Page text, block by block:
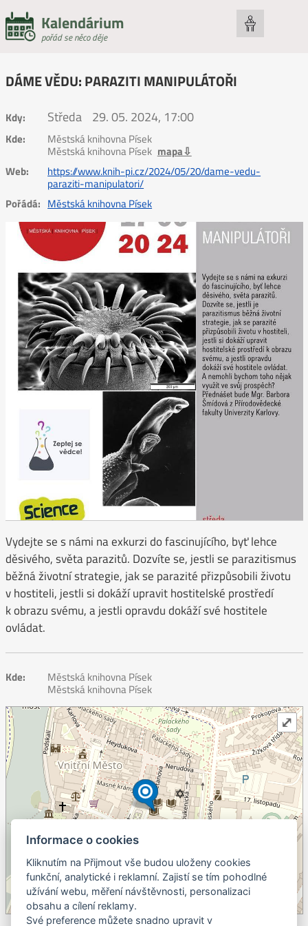
Kalendárium
pořád se něco děje
DÁME VĚDU: PARAZITI MANIPULÁTOŘI
Kdy: Středa 29. 05. 2024, 17:00
Kde: Městská knihovna Písek
Městská knihovna Písek mapa⇩
Web:
https://www.knih-pi.cz/2024/05/20/dame-vedu-
paraziti-manipulatori/
Pořádá: Městská knihovna Písek
Vydejte se s námi na exkurzi do fascinujícího, byť lehce
děsivého, světa parazitů. Dozvíte se, jestli se parazitismus
běžná životní strategie, jak se parazité přizpůsobili životu
v hostiteli, jestli si dokáží upravit hostitelské prostředí
k obrazu svému, a jestli opravdu dokáží své hostitele
ovládat.
Kde: Městská knihovna Písek
Městská knihovna Písek
©OpenStreetMapcontributors.
⤢
Informace o cookies
Kliknutím na Přijmout vše budou uloženy cookies
funkční, analytické i reklamní. Zajistí se tím pohodlné
užívání webu, měření návštěvnosti, personalizaci
obsahu a cílení reklamy.
Své preference můžete snadno upravit v